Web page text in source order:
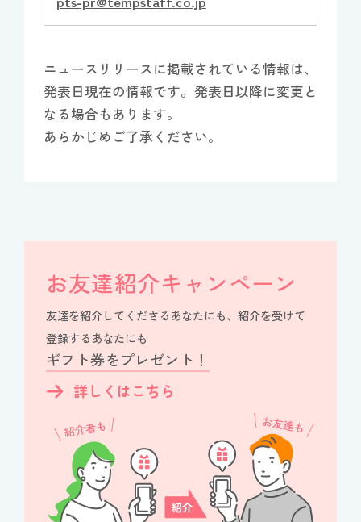
ニュースリリースに掲載されている情報は、
発表日現在の情報です。発表日以降に変更と
なる場合もあります。
あらかじめご了承ください。
お友達紹介キャンペーン
友達を紹介してくださるあなたにも、紹介を受けて
登録するあなたにも
ギフト券をプレゼント！
詳しくはこちら